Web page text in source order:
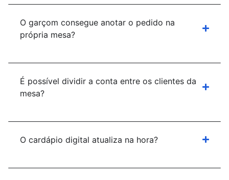
O garçom consegue anotar o pedido na
própria mesa?
É possível dividir a conta entre os clientes da
mesa?
O cardápio digital atualiza na hora?